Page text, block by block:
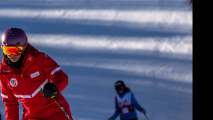
PRIVÉ SKI